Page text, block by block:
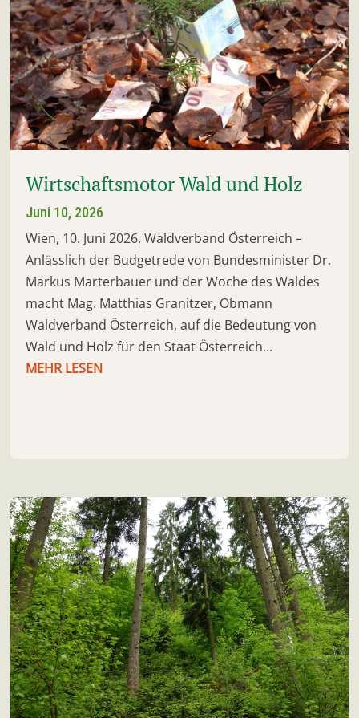
Wirtschaftsmotor Wald und Holz
Juni 10, 2026
Wien, 10. Juni 2026, Waldverband Österreich –
Anlässlich der Budgetrede von Bundesminister Dr.
Markus Marterbauer und der Woche des Waldes
macht Mag. Matthias Granitzer, Obmann
Waldverband Österreich, auf die Bedeutung von
Wald und Holz für den Staat Österreich...
MEHR LESEN